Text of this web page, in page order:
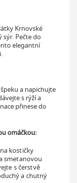
Krnovské
Pečte do
elegantní
a napichujte
s rýží a
přinese do
omáčkou:
kostičky
smetanovou
s čerstvě
a chutný